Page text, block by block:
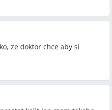
ze doktor chce aby si